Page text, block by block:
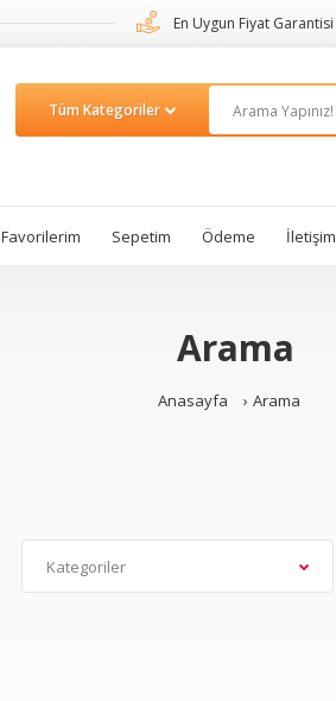
En Uygun Fiyat Garantisi
Favorilerim Sepetim Ödeme İletişim
Arama
Anasayfa Arama